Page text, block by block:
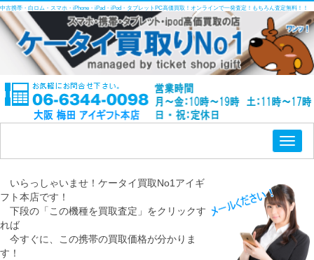
中古携帯・白ロム・スマホ・iPhone・iPad・iPod・タブレットPC高価買取！オンラインで一発査定！もちろん査定無料！！
いらっしゃいませ！ケータイ買取No1アイギ
フト本店です！
下段の「この機種を買取査定」をクリックす
れば
今すぐに、この携帯の買取価格が分かりま
す！